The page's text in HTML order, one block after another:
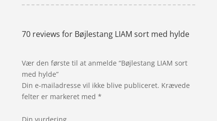
70 reviews for Bøjlestang LIAM sort med hylde
Vær den første til at anmelde “Bøjlestang LIAM sort
med hylde”
Din e-mailadresse vil ikke blive publiceret. Krævede
felter er markeret med *
Din vurdering